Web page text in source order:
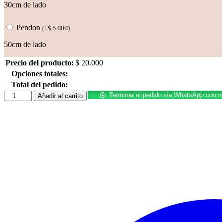
30cm de lado
Pendon (+$ 5.000)
50cm de lado
Precio del producto: $ 20.000
Opciones totales:
Total del pedido:
Calabaza
cantidad
Añadir al carrito Terminar el pedido via WhatsApp con